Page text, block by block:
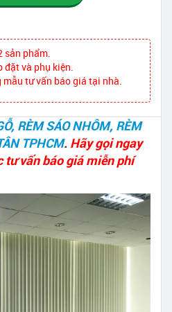
sản phẩm.
đặt và phụ kiện.
mẫu tư vấn báo giá tại nhà.
RÈM SÁO NHÔM, RÈM
TPHCM. Hãy gọi ngay
tư vấn báo giá miễn phí